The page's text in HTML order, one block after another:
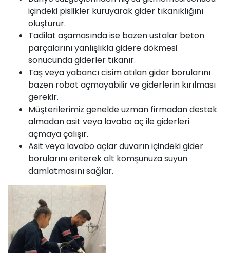
içindeki pislikler kuruyarak gider tıkanıklığını
oluşturur.
Tadilat aşamasında ise bazen ustalar beton
parçalarını yanlışlıkla gidere dökmesi
sonucunda giderler tıkanır.
Taş veya yabancı cisim atılan gider borularını
bazen robot açmayabilir ve giderlerin kırılması
gerekir.
Müşterilerimiz genelde uzman firmadan destek
almadan asit veya lavabo aç ile giderleri
açmaya çalışır.
Asit veya lavabo açlar duvarın içindeki gider
borularını eriterek alt komşunuza suyun
damlatmasını sağlar.